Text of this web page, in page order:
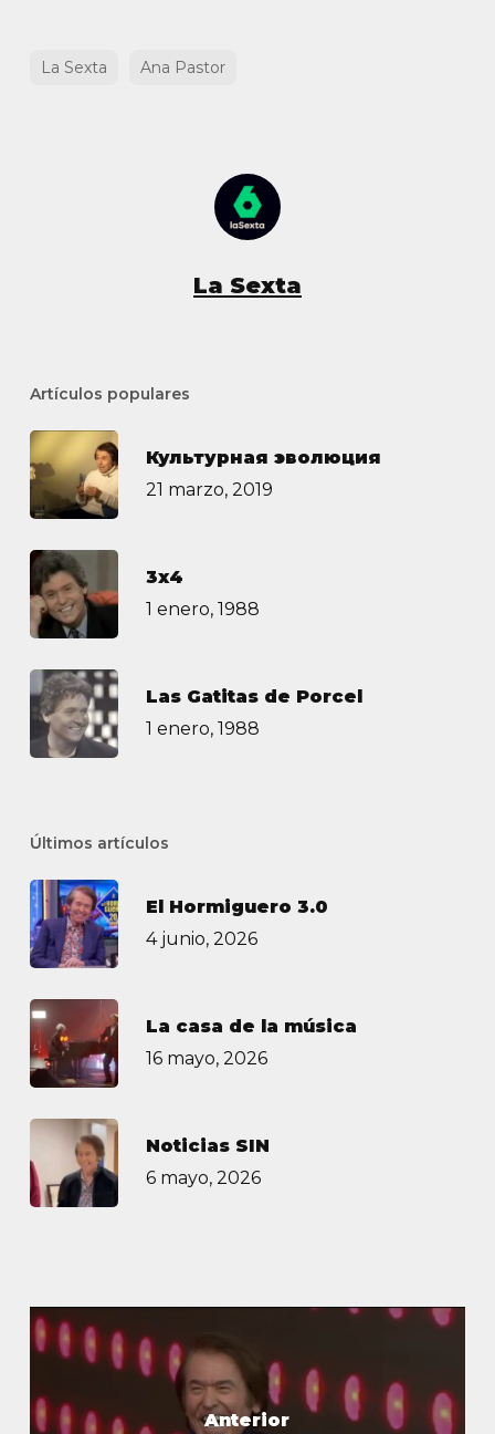
La Sexta Ana Pastor
La Sexta
Artículos populares
Культурная эволюция
21 marzo, 2019
3х4
1 enero, 1988
Las Gatitas de Porcel
1 enero, 1988
Últimos artículos
El Hormiguero 3.0
4 junio, 2026
La casa de la música
16 mayo, 2026
Noticias SIN
6 mayo, 2026
Anterior